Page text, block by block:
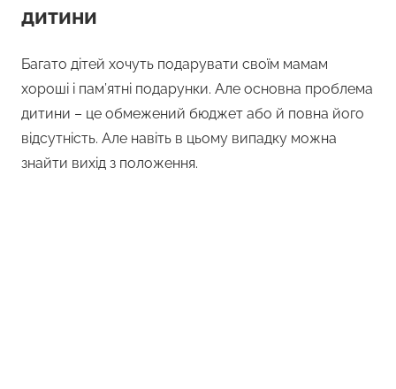
дитини
Багато дітей хочуть подарувати своїм мамам
хороші і пам’ятні подарунки. Але основна проблема
дитини – це обмежений бюджет або й повна його
відсутність. Але навіть в цьому випадку можна
знайти вихід з положення.